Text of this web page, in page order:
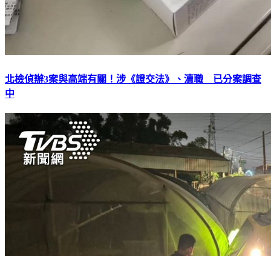
北檢偵辦3案與高端有關！涉《證交法》、瀆職 已分案調查
中